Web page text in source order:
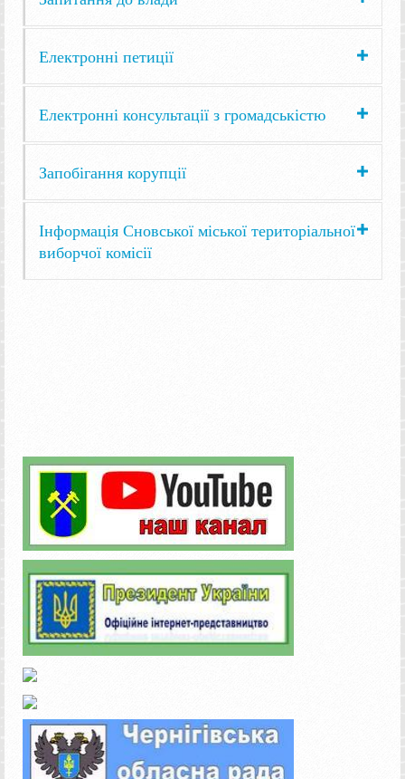
Електронні петиції
Електронні консультації з громадськістю
Запобігання корупції
Інформація Сновської міської територіальної
виборчої комісії